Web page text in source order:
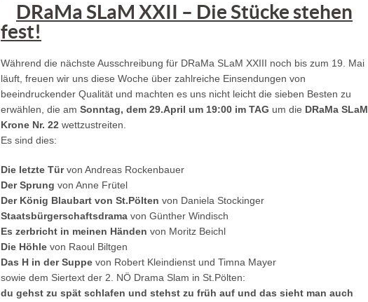
DRaMa SLaM XXII – Die Stücke stehen
fest!
Während die nächste Ausschreibung für DRaMa SLaM XXIII noch bis zum 19. Mai
läuft, freuen wir uns diese Woche über zahlreiche Einsendungen von
beeindruckender Qualität und machten es uns nicht leicht die sieben Besten zu
erwählen, die am Sonntag, dem 29.April um 19:00 im TAG um die DRaMa SLaM
Krone Nr. 22 wettzustreiten.
Es sind dies:
Die letzte Türvon Andreas Rockenbauer
Der Sprung von Anne Frütel
Der König Blaubart von St.Pölten von Daniela Stockinger
Staatsbürgerschaftsdrama von Günther Windisch
Es zerbricht in meinen Händen von Moritz Beichl
Die Höhle von Raoul Biltgen
Das H in der Suppe von Robert Kleindienst und Timna Mayer
sowie dem Siertext der 2. NÖ Drama Slam in St.Pölten:
du gehst zu spät schlafen und stehst zu früh auf und das sieht man auch